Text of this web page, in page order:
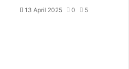
13 April 2025 0 5